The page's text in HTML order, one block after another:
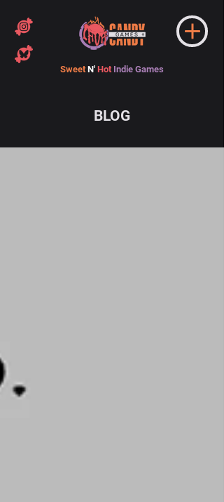
SweetN' Hot Indie Games
BLOG